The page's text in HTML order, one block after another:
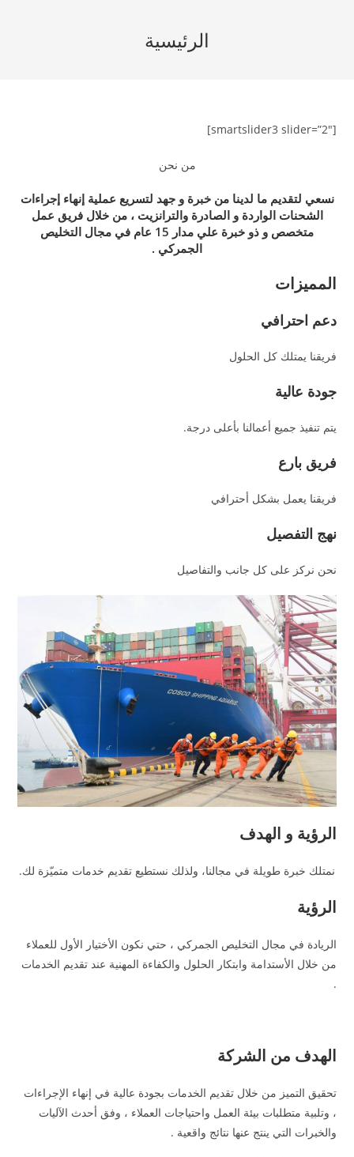
الرئيسية
[smartslider3 slider=”2″]
من نحن
نسعي لتقديم ما لدينا من خبرة و جهد لتسريع عملية إنهاء إجراءات
الشحنات الواردة و الصادرة والترانزيت ، من خلال فريق عمل
متخصص و ذو خبرة علي مدار 15 عام في مجال التخليص
الجمركي .
المميزات
دعم احترافي
فريقنا يمتلك كل الحلول
جودة عالية
يتم تنفيذ جميع أعمالنا بأعلى درجة.
فريق بارع
فريقنا يعمل بشكل أحترافي
نهج التفصيل
نحن نركز على كل جانب والتفاصيل
الرؤية و الهدف
نمتلك خبرة طويلة في مجالنا، ولذلك نستطيع تقديم خدمات متميّزة لك.
الرؤية
الريادة في مجال التخليص الجمركي ، حتي نكون الأختيار الأول للعملاء
من خلال الأستدامة وابتكار الحلول والكفاءة المهنية عند تقديم الخدمات
.
الهدف من الشركة
تحقيق التميز من خلال تقديم الخدمات بجودة عالية في إنهاء الإجراءات
، وتلبية متطلبات بيئة العمل واحتياجات العملاء ، وفق أحدث الآليات
والخبرات التي ينتج عنها نتائج واقعية .